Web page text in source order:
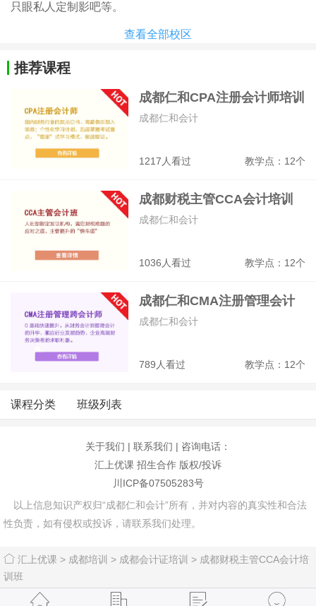
只眼私人定制影吧等。
查看全部校区
推荐课程
成都仁和CPA注册会计师培训
1217人看过 教学点：12个
成都仁和会计
成都财税主管CCA会计培训
班
1036人看过 教学点：12个
成都仁和会计
成都仁和CMA注册管理会计
师培训班
789人看过 教学点：12个
成都仁和会计
课程分类 班级列表
关于我们 | 联系我们 | 咨询电话：
汇上优课 招生合作 版权/投诉
川ICP备07505283号
以上信息知识产权归“成都仁和会计”所有，并对内容的真实性和合法
性负责，如有侵权或投诉，请联系我们处理。
汇上优课 > 成都培训 > 成都会计证培训 > 成都财税主管CCA会计培
训班